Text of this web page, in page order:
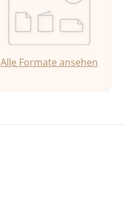
Alle Formate ansehen